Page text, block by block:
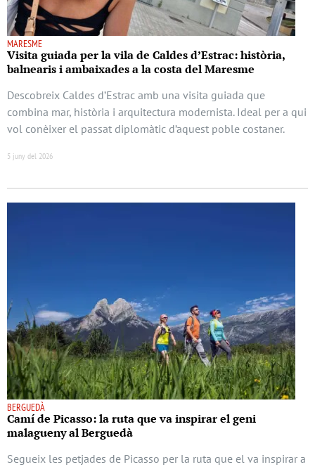
MARESME
Visita guiada per la vila de Caldes d’Estrac: història,
balnearis i ambaixades a la costa del Maresme
Descobreix Caldes d’Estrac amb una visita guiada que
combina mar, història i arquitectura modernista. Ideal per a qui
vol conèixer el passat diplomàtic d’aquest poble costaner.
5 juny del 2026
BERGUEDÀ
Camí de Picasso: la ruta que va inspirar el geni
malagueny al Berguedà
Segueix les petjades de Picasso per la ruta que el va inspirar a